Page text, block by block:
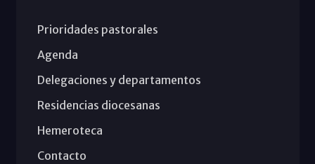
Prioridades pastorales
Agenda
Delegaciones y departamentos
Residencias diocesanas
Hemeroteca
Contacto